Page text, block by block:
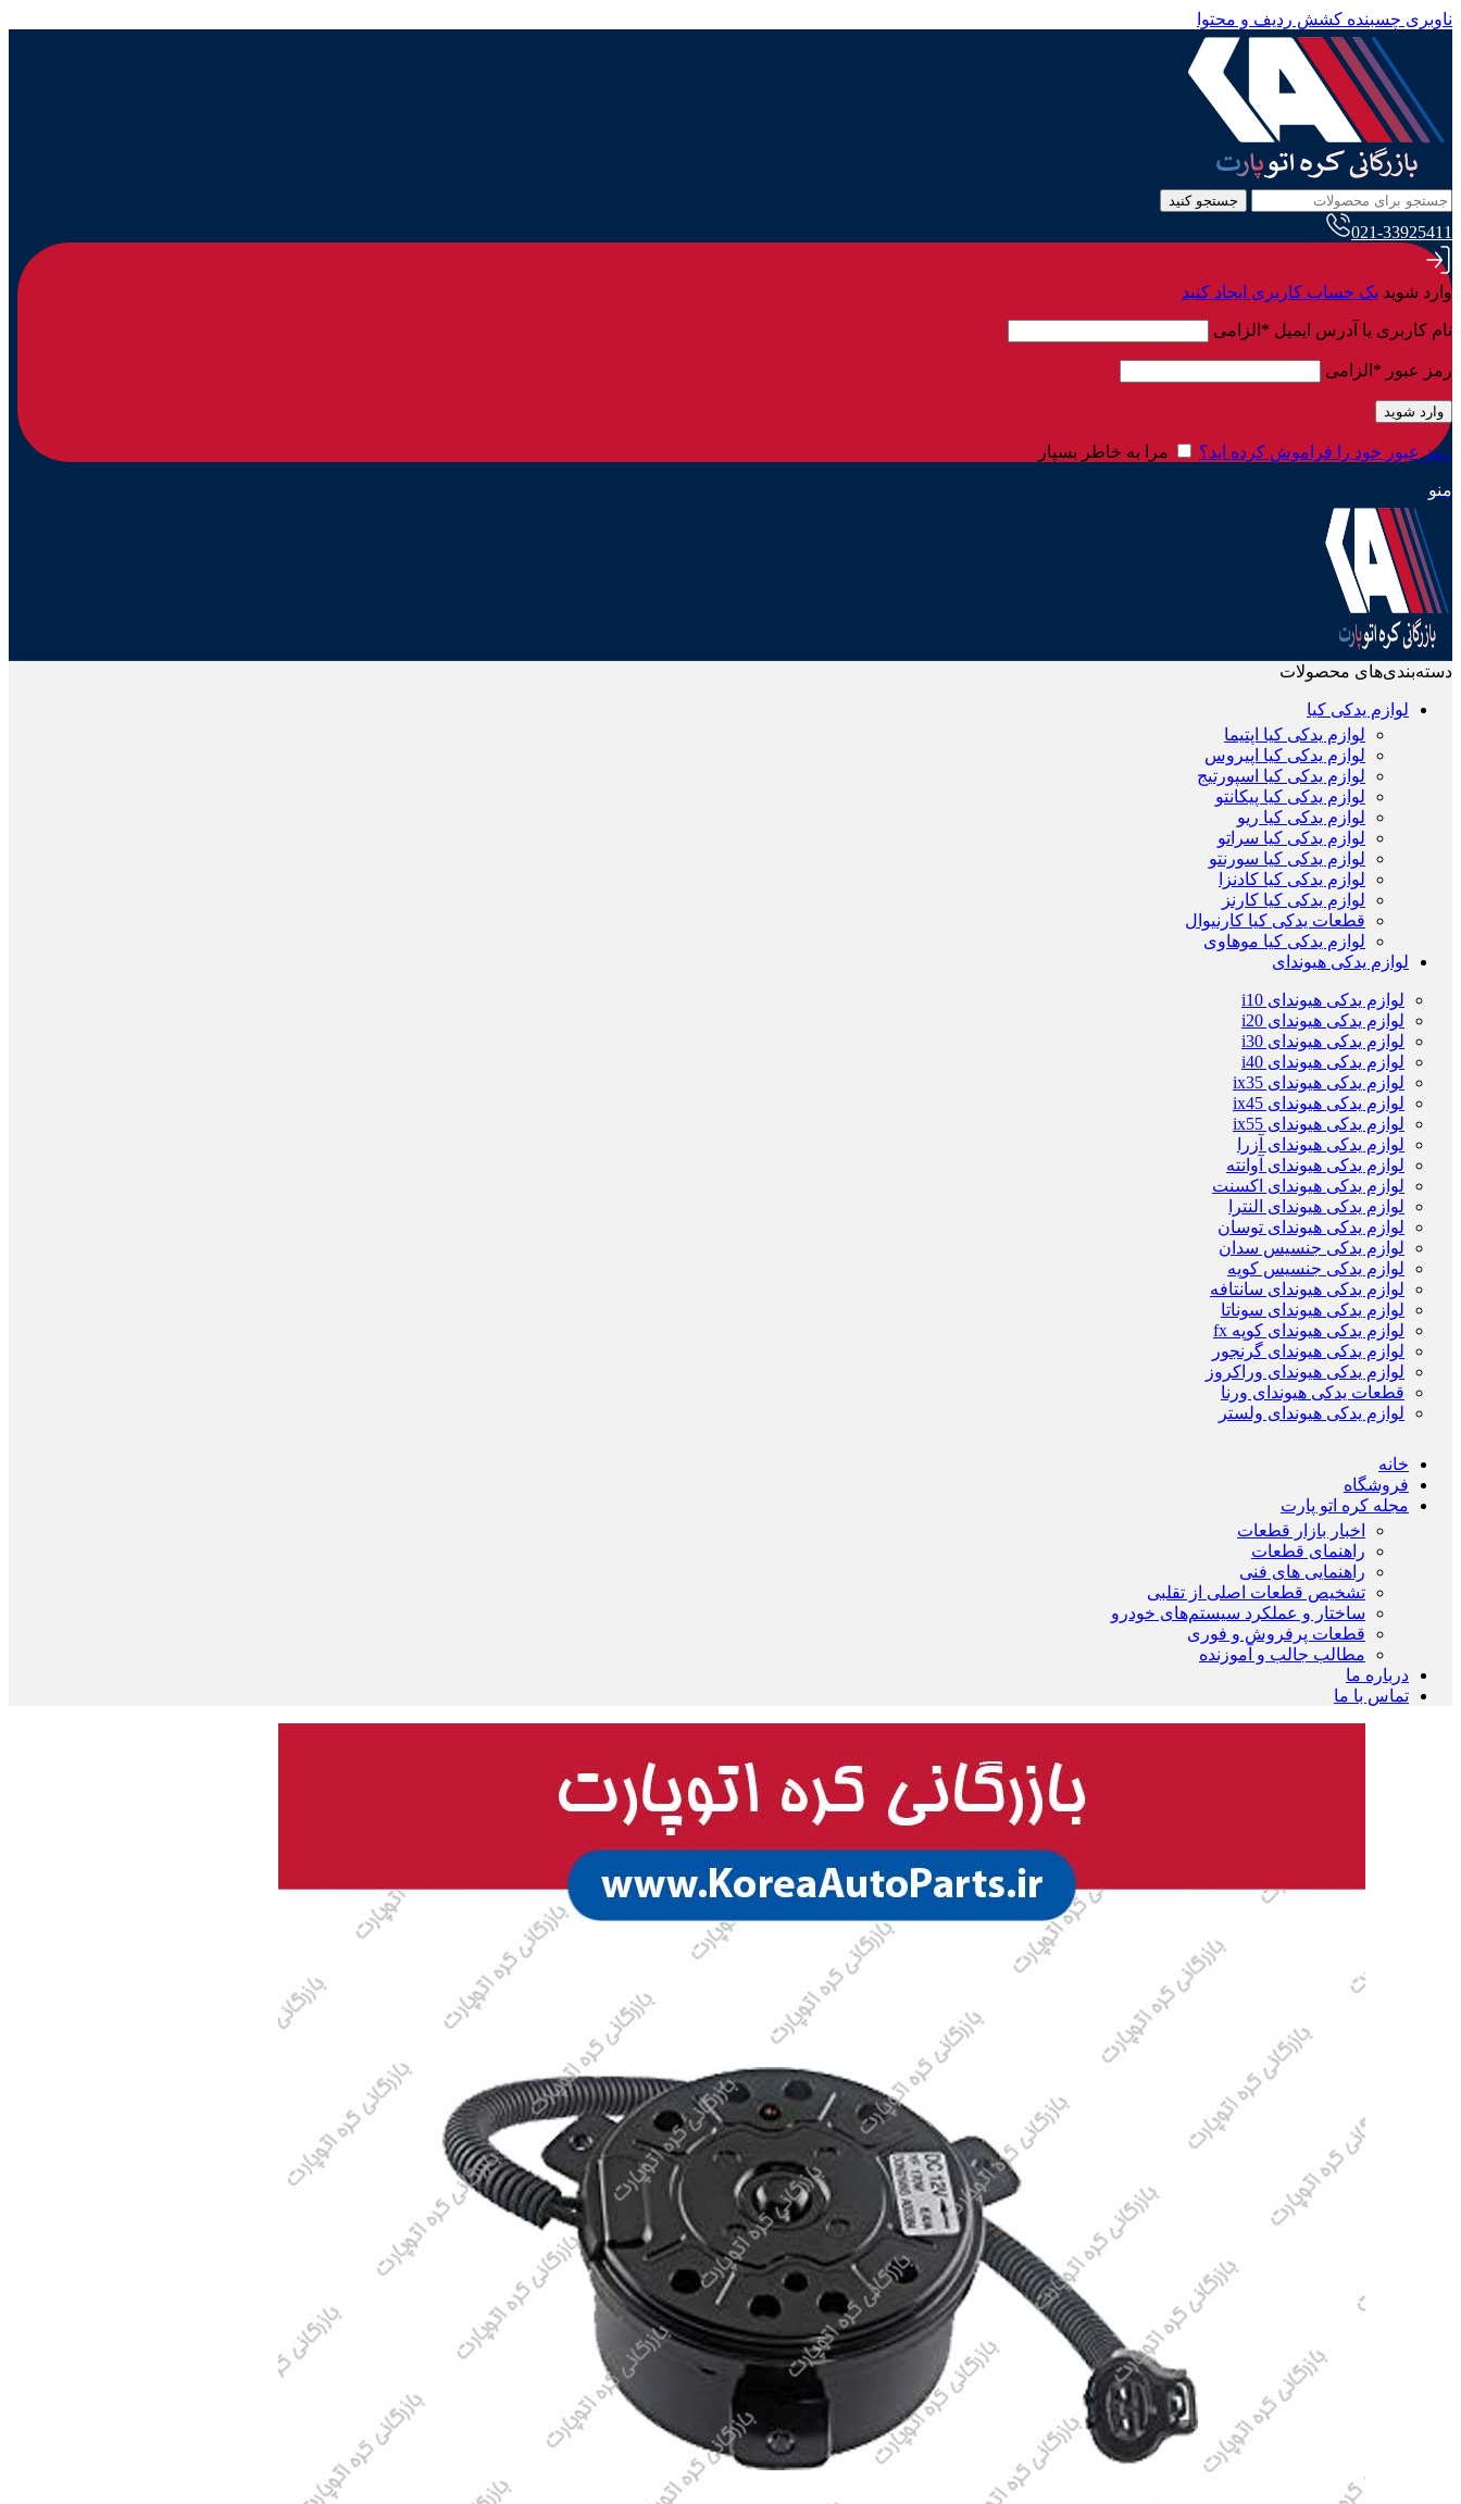
ناوبری چسبنده کشش ردیف و محتوا
جستجو کنید
021-33925411
وارد شوید یک حساب کاربری ایجاد کنید
نام کاربری یا آدرس ایمیل * الزامی
رمز عبور * الزامی
وارد شوید
رمز عبور خود را فراموش کرده اید؟ مرا به خاطر بسپار
منو
دسته‌بندی‌های محصولات
لوازم یدکی کیا
لوازم یدکی کیا اپتیما
لوازم یدکی کیا اپیروس
لوازم یدکی کیا اسپورتیج
لوازم یدکی کیا پیکانتو
لوازم یدکی کیا ریو
لوازم یدکی کیا سراتو
لوازم یدکی کیا سورنتو
لوازم یدکی کیا کادنزا
لوازم یدکی کیا کارنز
قطعات یدکی کیا کارنیوال
لوازم یدکی کیا موهاوی
لوازم یدکی هیوندای
لوازم یدکی هیوندای i10
لوازم یدکی هیوندای i20
لوازم یدکی هیوندای i30
لوازم یدکی هیوندای i40
لوازم یدکی هیوندای ix35
لوازم یدکی هیوندای ix45
لوازم یدکی هیوندای ix55
لوازم یدکی هیوندای آزرا
لوازم یدکی هیوندای آوانته
لوازم یدکی هیوندای اکسنت
لوازم یدکی هیوندای النترا
لوازم یدکی هیوندای توسان
لوازم یدکی جنسیس سدان
لوازم یدکی جنسیس کوپه
لوازم یدکی هیوندای سانتافه
لوازم یدکی هیوندای سوناتا
لوازم یدکی هیوندای کوپه fx
لوازم یدکی هیوندای گرنجور
لوازم یدکی هیوندای وراکروز
قطعات یدکی هیوندای ورنا
لوازم یدکی هیوندای ولستر
خانه
فروشگاه
مجله کره اتو پارت
اخبار بازار قطعات
راهنمای قطعات
راهنمایی های فنی
تشخیص قطعات اصلی از تقلبی
ساختار و عملکرد سیستم‌های خودرو
قطعات پرفروش و فوری
مطالب جالب و آموزنده
درباره ما
تماس با ما